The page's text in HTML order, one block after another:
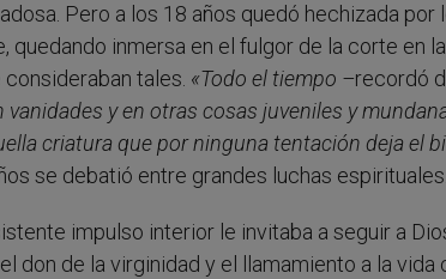
Pero a los 18 años quedó hechizada por
quedando inmersa en el fulgor de la corte en
tales. «Todo el tiempo –recordó
vanidades y en otras cosas juveniles y
criatura que por ninguna tentación deja el
se debatió entre grandes luchas espirituales.
impulso interior le invitaba a seguir a
don de la virginidad y el llamamiento a la vida